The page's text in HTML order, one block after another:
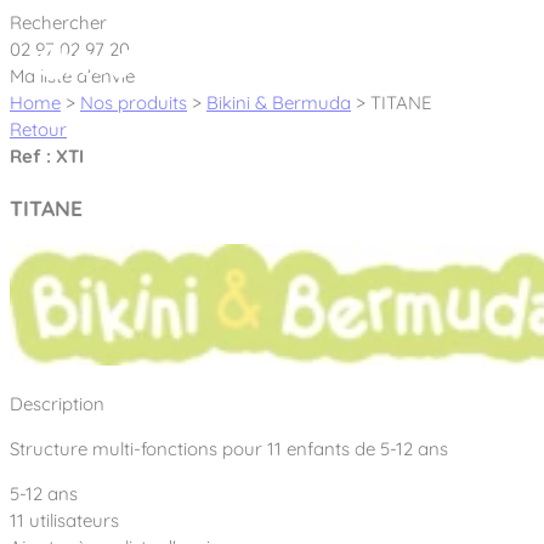
Cookies management panel
Créateur et fabricant d’aires de jeux &
Nos dernières actualités
À propos
Nos engagements
Notre partenariat avec l’association Rêves de clown
Notre concept
Aires de jeux Bikini & Bermuda®
Jeux inclusifs
Agrès fitness
Mobilier & accessoires
Rechercher
02 97 02 97 20
Ma liste d’envie
Home > Nos produits > Bikini & Bermuda > TITANE
Retour
Ref : XTI
TITANE
Description
Structure multi-fonctions pour 11 enfants de 5-12 ans
5-12 ans
11 utilisateurs